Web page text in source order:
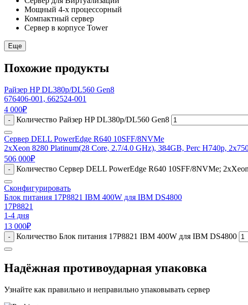
Мощный 4-х процессорный
Компактный сервер
Сервер в корпусе Tower
Еще
Похожие продукты
Райзер HP DL380p/DL560 Gen8
676406-001, 662524-001
4 000₽
- Количество Райзер HP DL380p/DL560 Gen8
Сервер DELL PowerEdge R640 10SFF/8NVMe
2xXeon 8280 Platinum(28 Core, 2.7/4.0 GHz), 384GB, Perc H740p,
506 000₽
- Количество Сервер DELL PowerEdge R640 10SFF/8NVMe;
Сконфигурировать
Блок питания 17P8821 IBM 400W для IBM DS4800
17P8821
1-4 дня
13 000₽
- Количество Блок питания 17P8821 IBM 400W для IBM DS4800
Надёжная противоударная упаковка
Узнайте как правильно и неправильно упаковывать сервер